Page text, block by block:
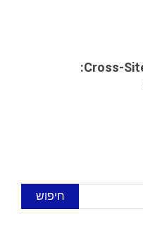
תקיפות Cross-Site Scripting (XSS):